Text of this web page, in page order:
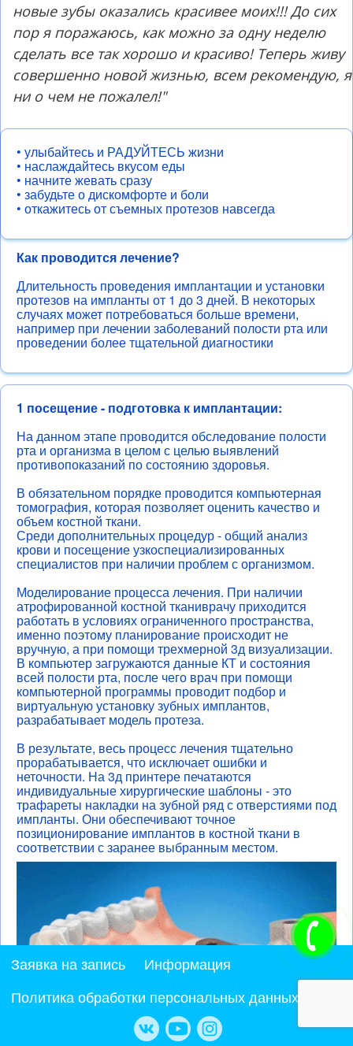
новые зубы оказались красивее моих!!! До сих
пор я поражаюсь, как можно за одну неделю
сделать все так хорошо и красиво! Теперь живу
совершенно новой жизнью, всем рекомендую, я
ни о чем не пожалел!"
• улыбайтесь и РАДУЙТЕСЬ жизни
• наслаждайтесь вкусом еды
• начните жевать сразу
• забудьте о дискомфорте и боли
• откажитесь от съемных протезов навсегда
Как проводится лечение?
Длительность проведения имплантации и установки
протезов на импланты от 1 до 3 дней. В некоторых
случаях может потребоваться больше времени,
например при лечении заболеваний полости рта или
проведении более тщательной диагностики
1 посещение - подготовка к имплантации:
На данном этапе проводится обследование полости
рта и организма в целом с целью выявлений
противопоказаний по состоянию здоровья.
В обязательном порядке проводится компьютерная
томография, которая позволяет оценить качество и
объем костной ткани.
Среди дополнительных процедур - общий анализ
крови и посещение узкоспециализированных
специалистов при наличии проблем с организмом.
Моделирование процесса лечения. При наличии
атрофированной костной тканиврачу приходится
работать в условиях ограниченного пространства,
именно поэтому планирование происходит не
вручную, а при помощи трехмерной 3д визуализации.
В компьютер загружаются данные КТ и состояния
всей полости рта, после чего врач при помощи
компьютерной программы проводит подбор и
виртуальную установку зубных имплантов,
разрабатывает модель протеза.
В результате, весь процесс лечения тщательно
прорабатывается, что исключает ошибки и
неточности. На 3д принтере печатаются
индивидуальные хирургические шаблоны - это
трафареты накладки на зубной ряд с отверстиями под
импланты. Они обеспечивают точное
позиционирование имплантов в костной ткани в
соответствии с заранее выбранным местом.